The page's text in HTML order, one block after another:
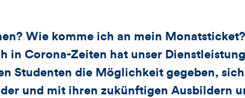
Wie komme ich an mein
in Corona-Zeiten hat unser
Studenten die Möglichkeit gegeben,
und mit ihren zukünftigen Ausbildern